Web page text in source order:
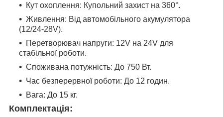
Кут охоплення: Купольний захист на 360°.
Живлення: Від автомобільного акумулятора
(12/24-28V).
Перетворювач напруги: 12V на 24V для
стабільної роботи.
Споживана потужність: До 750 Вт.
Час безперервної роботи: До 12 годин.
Вага: До 15 кг.
Комплектація: